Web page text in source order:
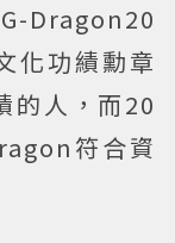
Dragon20
化功績勳章
的人，而20
符合資